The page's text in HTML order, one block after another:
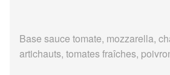
Base sauce tomate, mozzarella,
artichauts, tomates fraîches,